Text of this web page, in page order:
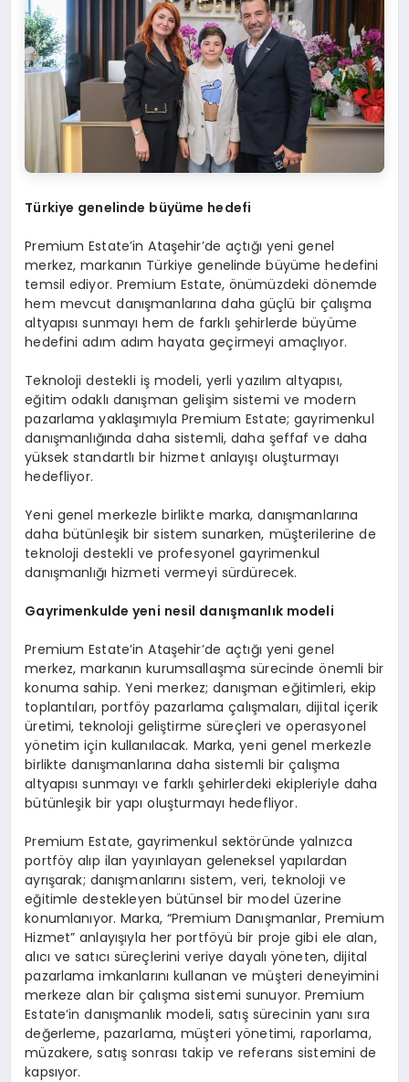
Türkiye genelinde büyüme hedefi
Premium Estate’in Ataşehir’de açtığı yeni genel
merkez, markanın Türkiye genelinde büyüme hedefini
temsil ediyor. Premium Estate, önümüzdeki dönemde
hem mevcut danışmanlarına daha güçlü bir çalışma
altyapısı sunmayı hem de farklı şehirlerde büyüme
hedefini adım adım hayata geçirmeyi amaçlıyor.
Teknoloji destekli iş modeli, yerli yazılım altyapısı,
eğitim odaklı danışman gelişim sistemi ve modern
pazarlama yaklaşımıyla Premium Estate; gayrimenkul
danışmanlığında daha sistemli, daha şeffaf ve daha
yüksek standartlı bir hizmet anlayışı oluşturmayı
hedefliyor.
Yeni genel merkezle birlikte marka, danışmanlarına
daha bütünleşik bir sistem sunarken, müşterilerine de
teknoloji destekli ve profesyonel gayrimenkul
danışmanlığı hizmeti vermeyi sürdürecek.
Gayrimenkulde yeni nesil danışmanlık modeli
Premium Estate’in Ataşehir’de açtığı yeni genel
merkez, markanın kurumsallaşma sürecinde önemli bir
konuma sahip. Yeni merkez; danışman eğitimleri, ekip
toplantıları, portföy pazarlama çalışmaları, dijital içerik
üretimi, teknoloji geliştirme süreçleri ve operasyonel
yönetim için kullanılacak. Marka, yeni genel merkezle
birlikte danışmanlarına daha sistemli bir çalışma
altyapısı sunmayı ve farklı şehirlerdeki ekipleriyle daha
bütünleşik bir yapı oluşturmayı hedefliyor.
Premium Estate, gayrimenkul sektöründe yalnızca
portföy alıp ilan yayınlayan geleneksel yapılardan
ayrışarak; danışmanlarını sistem, veri, teknoloji ve
eğitimle destekleyen bütünsel bir model üzerine
konumlanıyor. Marka, “Premium Danışmanlar, Premium
Hizmet” anlayışıyla her portföyü bir proje gibi ele alan,
alıcı ve satıcı süreçlerini veriye dayalı yöneten, dijital
pazarlama imkanlarını kullanan ve müşteri deneyimini
merkeze alan bir çalışma sistemi sunuyor. Premium
Estate’in danışmanlık modeli, satış sürecinin yanı sıra
değerleme, pazarlama, müşteri yönetimi, raporlama,
müzakere, satış sonrası takip ve referans sistemini de
kapsıyor.